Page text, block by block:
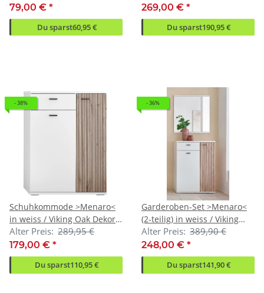
79,00 € *
Du sparst60,95 €
269,00 € *
Du sparst190,95 €
- 38%
Schuhkommode >Menaro<
in weiss / Viking Oak Dekor -
75x102x37 (BxHxT)
Alter Preis: 289,95 €
179,00 € *
Du sparst110,95 €
- 36%
Garderoben-Set >Menaro<
(2-teilig) in weiss / Viking
Oak Dekor - 75x198x37
(BxHxT)
Alter Preis: 389,90 €
248,00 € *
Du sparst141,90 €